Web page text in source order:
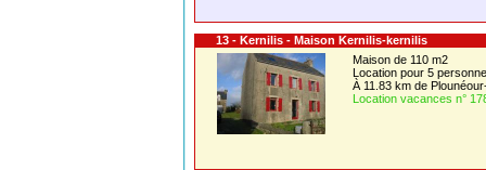
13 - Kernilis - Maison Kernilis-kernilis
Maison de 110 m2
Location pour 5
À 11.83 km de
Location vacances n°